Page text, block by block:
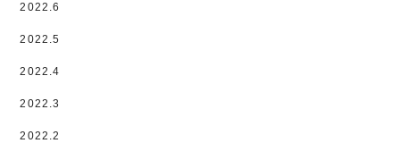
2022.6
2022.5
2022.4
2022.3
2022.2